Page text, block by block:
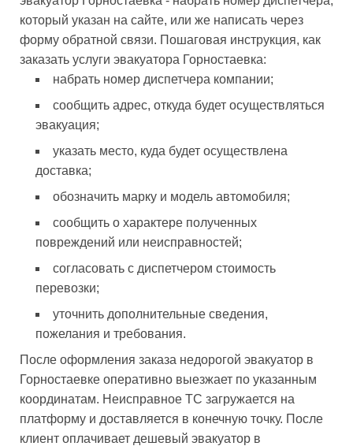
который указан на сайте, или же написать через
форму обратной связи. Пошаговая инструкция, как
заказать услуги эвакуатора Горностаевка:
набрать номер диспетчера компании;
сообщить адрес, откуда будет осуществляться
эвакуация;
указать место, куда будет осуществлена
доставка;
обозначить марку и модель автомобиля;
сообщить о характере полученных
повреждений или неисправностей;
согласовать с диспетчером стоимость
перевозки;
уточнить дополнительные сведения,
пожелания и требования.
После оформления заказа недорогой эвакуатор в
Горностаевке оперативно выезжает по указанным
координатам. Неисправное ТС загружается на
платформу и доставляется в конечную точку. После
клиент оплачивает дешевый эвакуатор в